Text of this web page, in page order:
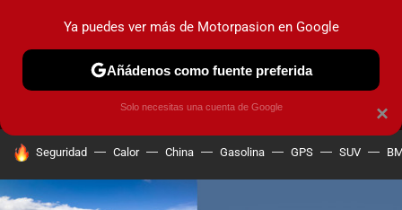
MENÚ NUEVO
COCHES ELÉCTRICOS OBSERVATORIO
HOY SE HABLA DE
Seguridad Calor China Gasolina GPS SUV
×
Ya puedes ver más de Motorpasion en Google
Añádenos como fuente preferida
Solo necesitas una cuenta de Google